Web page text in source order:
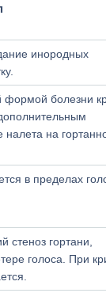
инородных
болезни
налета на
в пределах
стеноз гортани,
голоса. При